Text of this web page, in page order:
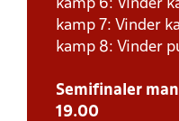
kamp 6: Vinder
kamp 7: Vinder
kamp 8: Vinder
Semifinaler
19.00